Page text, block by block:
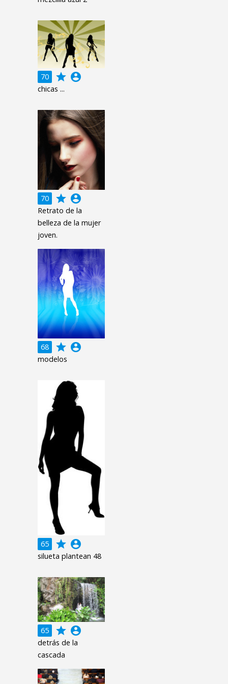
70 grade account_circle
chicas ...
70 grade account_circle
Retrato de la
belleza de la mujer
joven.
68 grade account_circle
modelos
65 grade account_circle
silueta plantean 48
65 grade account_circle
detrás de la
cascada